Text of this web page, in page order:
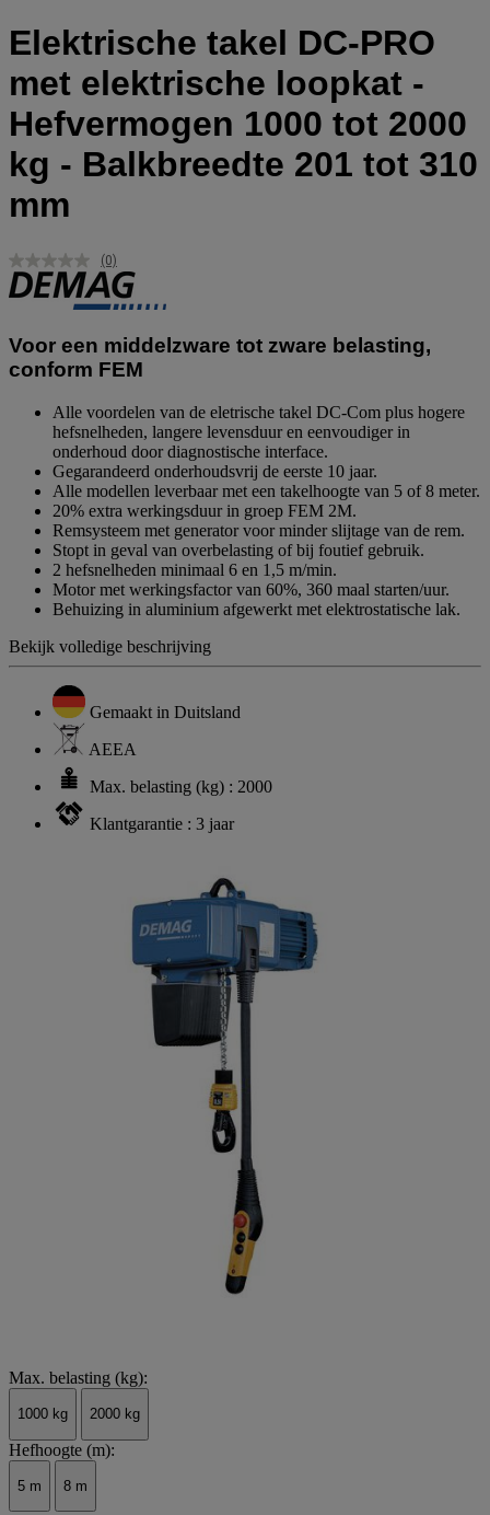
Elektrische takel DC-PRO
met elektrische loopkat -
Hefvermogen 1000 tot 2000
kg - Balkbreedte 201 tot 310
mm
Geen
scorewaarde.
Dezelfde
(0)
Voor een middelzware tot zware belasting,
conform FEM
Alle voordelen van de eletrische takel DC-Com plus hogere
hefsnelheden, langere levensduur en eenvoudiger in
onderhoud door diagnostische interface.
Gegarandeerd onderhoudsvrij de eerste 10 jaar.
Alle modellen leverbaar met een takelhoogte van 5 of 8 meter.
20% extra werkingsduur in groep FEM 2M.
Remsysteem met generator voor minder slijtage van de rem.
Stopt in geval van overbelasting of bij foutief gebruik.
2 hefsnelheden minimaal 6 en 1,5 m/min.
Motor met werkingsfactor van 60%, 360 maal starten/uur.
Behuizing in aluminium afgewerkt met elektrostatische lak.
Bekijk volledige beschrijving
Gemaakt in Duitsland
AEEA
Max. belasting (kg) : 2000
Klantgarantie : 3 jaar
Max. belasting (kg):
1000 kg 2000 kg
Hefhoogte (m):
5 m 8 m